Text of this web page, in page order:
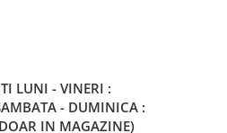
LUNI - VINERI :
- DUMINICA :
IN MAGAZINE)